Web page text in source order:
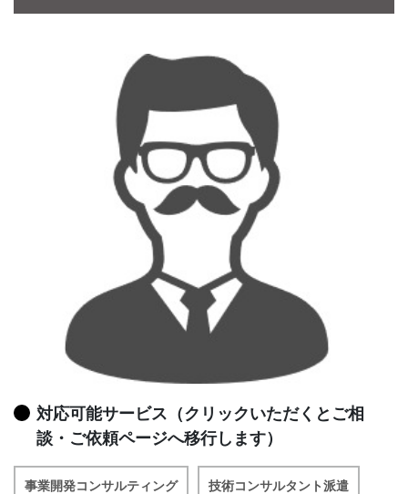
CONTACT
対応可能サービス（クリックいただくとご相
談・ご依頼ページへ移行します）
事業開発コンサルティング 技術コンサルタント派遣